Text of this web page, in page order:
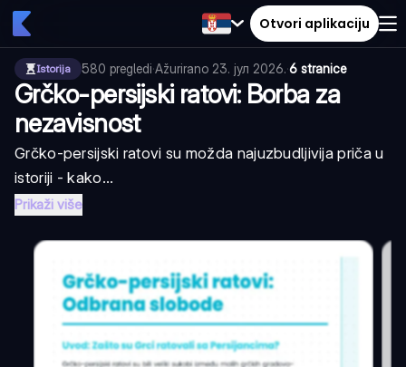
Otvori aplikaciju
Istorija 580 pregledi·Ažurirano 23. јул 2026.·6 stranice
Grčko-persijski ratovi: Borba za
nezavisnost
Grčko-persijski ratovi su možda najuzbudljivija priča u
istoriji - kako...
Prikaži više